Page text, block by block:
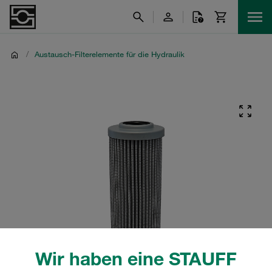
Wir haben eine STAUFF
/ Austausch-Filterelemente für die Hydraulik